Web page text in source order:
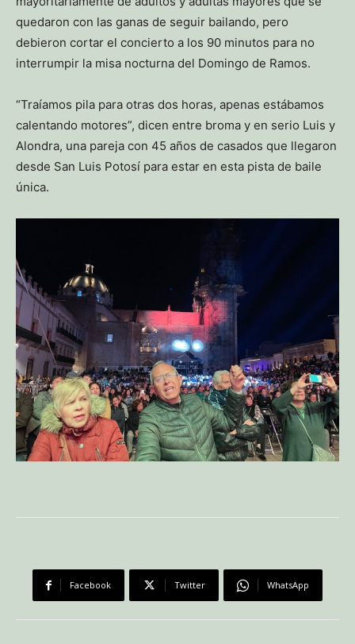
quedaron con las ganas de seguir bailando, pero
debieron cortar el concierto a los 90 minutos para no
interrumpir la misa nocturna del Domingo de Ramos.
“Traíamos pila para otras dos horas, apenas estábamos
calentando motores”, dicen entre broma y en serio Luis y
Alondra, una pareja con 45 años de casados que llegaron
desde San Luis Potosí para estar en esta pista de baile
única.
Facebook Twitter WhatsApp